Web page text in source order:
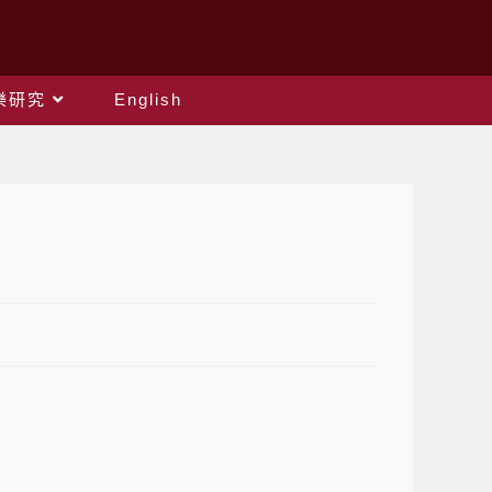
研究 English